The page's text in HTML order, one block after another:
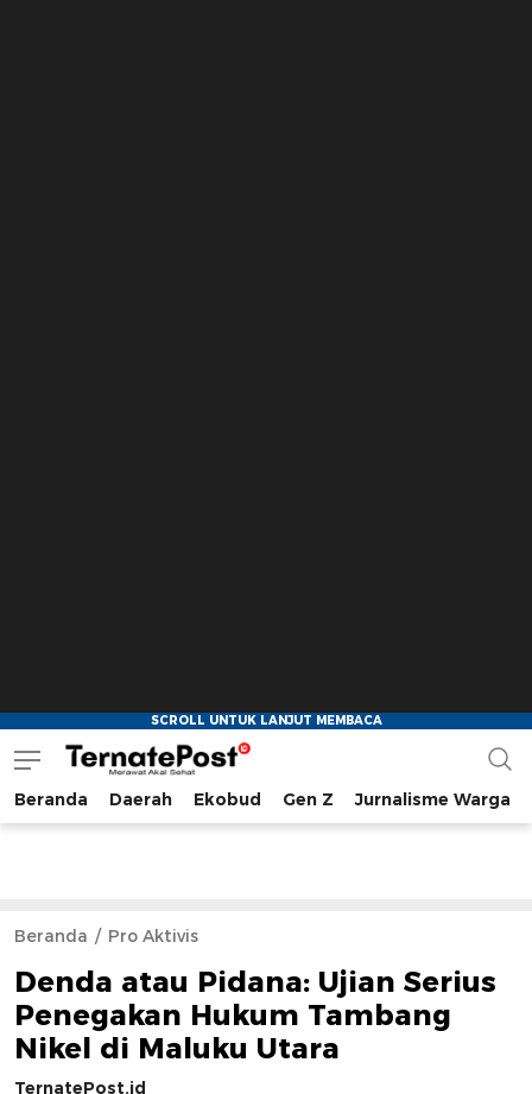
TernatePost.id
merawat akal sehat
Beranda Daerah Ekobud Gen Z Jurnalisme Warga
Beranda Pro Aktivis
Denda atau Pidana: Ujian Serius
Penegakan Hukum Tambang
Nikel di Maluku Utara
TernatePost.id